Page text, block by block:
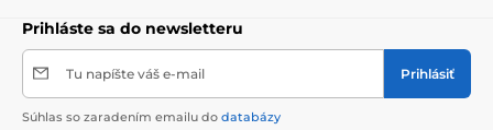
Prihláste sa do newsletteru
Tu napíšte váš e-mail Prihlásiť
Súhlas so zaradením emailu do databázy